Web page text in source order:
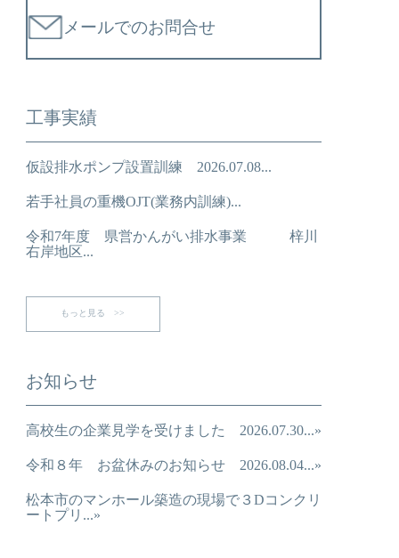
メールでのお問合せ
工事実績
仮設排水ポンプ設置訓練 2026.07.08...
若手社員の重機OJT(業務内訓練)...
令和7年度 県営かんがい排水事業 梓川
右岸地区...
もっと見る >>
お知らせ
高校生の企業見学を受けました 2026.07.30...»
令和８年 お盆休みのお知らせ 2026.08.04...»
松本市のマンホール築造の現場で３Dコンクリ
ートプリ...»